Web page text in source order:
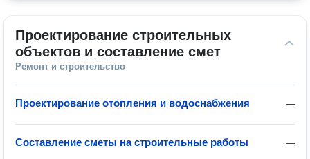
Проектирование строительных
объектов и составление смет
Ремонт и строительство
—
Проектирование отопления и водоснабжения
—
Составление сметы на строительные работы